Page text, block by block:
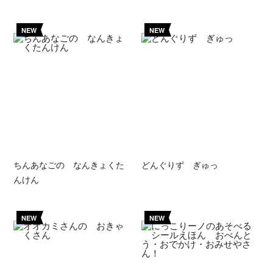
NEW
ちんあなごの なんきょくた
んけん
NEW
どんぐりず ぎゅっ
NEW NEW